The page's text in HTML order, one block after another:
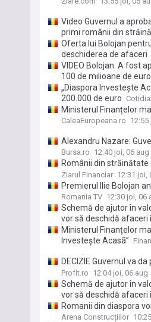
Video Guvernul a
primi românii din
Oferta lui Bolojan
deschiderea de afaceri
VIDEO Bolojan: A fost
100 de milioane de euro
„Diaspora Investește
200.000 de euro
Ministerul Finanțelor
Investește Acasă”:
CaleaEuropeana.ro 12:55
Alexandru Nazare:
Bursa.ro 12:40 joi, 06 aug
Românii din
Bugetul alocat de
granturile programului
de investiţii, maximum
Ziarul Financiar 12:31 joi,
Premierul Ilie Bolojan
deschidă afaceri în
de euro”
Romania TV 12:30 joi, 06
Schemă de ajutor în
vor să deschidă afaceri
Ministerul Finanțelor
Investește Acasã”
DECIZIE Guvernul va
deschid firme în
milioane de euro
Profit.ro 12:04 joi, 06 aug
Schemă de ajutor în
vor să deschidă afaceri
Romanii din diaspora
Arena Construcțiilor